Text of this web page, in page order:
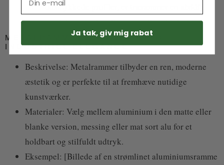
udsmykkede profiler, er trærammer en alsidig
mulighed, der kan tilpasses ethvert interiør.
METALRAMMER – MODERNE OG
INDUSTRIEL ELEGANCE
Beskrivelse: Metalrammer tilbyder en ren, moderne
æstetik og er perfekte til at fremhæve nutidige
kunstværker.
Materialer: Vælg mellem aluminium i den matte eller
blanke version, messing eller mat sort alu for et
holdbart og stilfuldt udtryk.
Eksempel: [Billede af en strømlinet aluminiumsramme
Ja tak, giv mig rabat